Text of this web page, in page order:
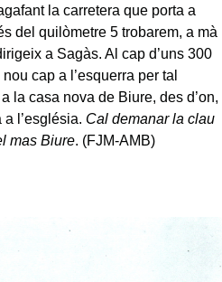
la carretera que porta a
del quilòmetre 5 trobarem, a mà
a Sagàs. Al cap d’uns 300
cap a l’esquerra per tal
la casa nova de Biure, des d’on,
a l’església. Cal demanar la clau
mas Biure. (FJM-AMB)